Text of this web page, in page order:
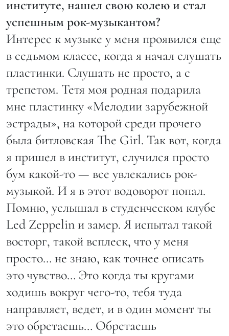
институте, нашел свою колею и стал
успешным рок-музыкантом?
Интерес к музыке у меня проявился еще
в седьмом классе, когда я начал слушать
пластинки. Слушать не просто, а с
трепетом. Тетя моя родная подарила
мне пластинку «Мелодии зарубежной
эстрады», на которой среди прочего
была битловская The Girl. Так вот, когда
я пришел в институт, случился просто
бум какой-то — все увлекались рок-
музыкой. И я в этот водоворот попал.
Помню, услышал в студенческом клубе
Led Zeppelin и замер. Я испытал такой
восторг, такой всплеск, что у меня
просто… не знаю, как точнее описать
это чувство… Это когда ты кругами
ходишь вокруг чего-то, тебя туда
направляет, ведет, и в один момент ты
это обретаешь… Обретаешь